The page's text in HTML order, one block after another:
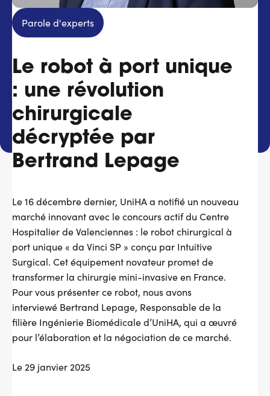
Services adhérents
Top
Fournisseurs
Recrutement
Espace presse
Aide & contact
Parole d'experts
Le robot à port unique
: une révolution
chirurgicale
décryptée par
Bertrand Lepage
Le 16 décembre dernier, UniHA a notifié un nouveau
marché innovant avec le concours actif du Centre
Hospitalier de Valenciennes : le robot chirurgical à
port unique « da Vinci SP » conçu par Intuitive
Surgical. Cet équipement novateur promet de
transformer la chirurgie mini-invasive en France.
Pour vous présenter ce robot, nous avons
interviewé Bertrand Lepage, Responsable de la
filière Ingénierie Biomédicale d’UniHA, qui a œuvré
pour l’élaboration et la négociation de ce marché.
Le 29 janvier 2025